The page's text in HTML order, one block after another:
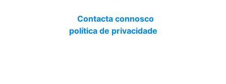
Contacta connosco
política de privacidade